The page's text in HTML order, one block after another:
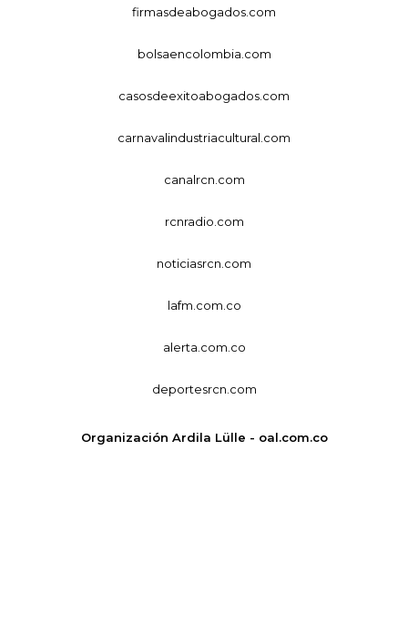
firmasdeabogados.com
bolsaencolombia.com
casosdeexitoabogados.com
carnavalindustriacultural.com
canalrcn.com
rcnradio.com
noticiasrcn.com
lafm.com.co
alerta.com.co
deportesrcn.com
Organización Ardila Lülle - oal.com.co